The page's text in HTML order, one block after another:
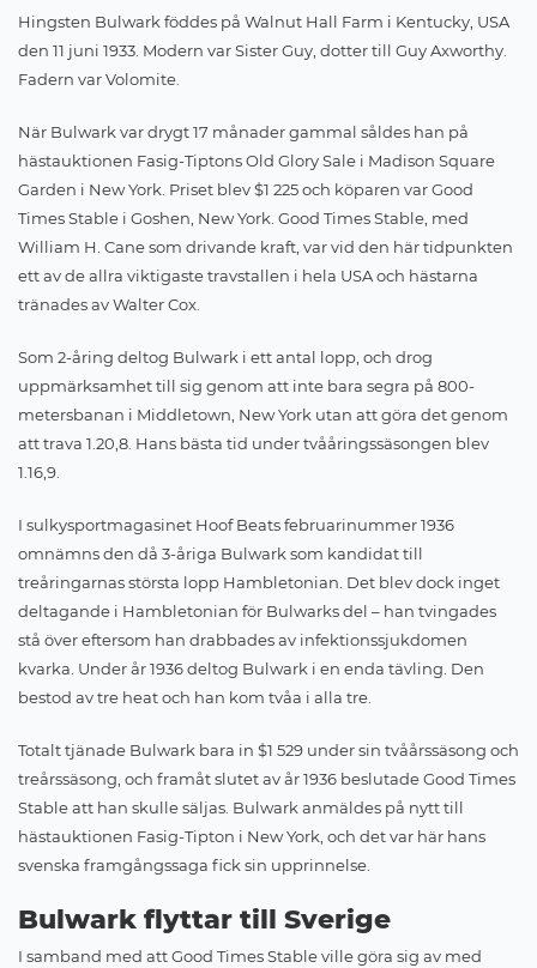
Hingsten Bulwark föddes på Walnut Hall Farm i Kentucky, USA
den 11 juni 1933. Modern var Sister Guy, dotter till Guy Axworthy.
Fadern var Volomite.
När Bulwark var drygt 17 månader gammal såldes han på
hästauktionen Fasig-Tiptons Old Glory Sale i Madison Square
Garden i New York. Priset blev $1 225 och köparen var Good
Times Stable i Goshen, New York. Good Times Stable, med
William H. Cane som drivande kraft, var vid den här tidpunkten
ett av de allra viktigaste travstallen i hela USA och hästarna
tränades av Walter Cox.
Som 2-åring deltog Bulwark i ett antal lopp, och drog
uppmärksamhet till sig genom att inte bara segra på 800-
metersbanan i Middletown, New York utan att göra det genom
att trava 1.20,8. Hans bästa tid under tvååringssäsongen blev
1.16,9.
I sulkysportmagasinet Hoof Beats februarinummer 1936
omnämns den då 3-åriga Bulwark som kandidat till
treåringarnas största lopp Hambletonian. Det blev dock inget
deltagande i Hambletonian för Bulwarks del – han tvingades
stå över eftersom han drabbades av infektionssjukdomen
kvarka. Under år 1936 deltog Bulwark i en enda tävling. Den
bestod av tre heat och han kom tvåa i alla tre.
Totalt tjänade Bulwark bara in $1 529 under sin tvåårssäsong och
treårssäsong, och framåt slutet av år 1936 beslutade Good Times
Stable att han skulle säljas. Bulwark anmäldes på nytt till
hästauktionen Fasig-Tipton i New York, och det var här hans
svenska framgångssaga fick sin upprinnelse.
Bulwark flyttar till Sverige
I samband med att Good Times Stable ville göra sig av med